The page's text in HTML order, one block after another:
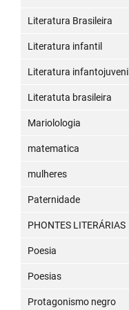
Literatura Brasileira
Literatura infantil
Literatura infantojuvenil
Literatuta brasileira
Mariolologia
matematica
mulheres
Paternidade
PHONTES LITERÁRIAS
Poesia
Poesias
Protagonismo negro